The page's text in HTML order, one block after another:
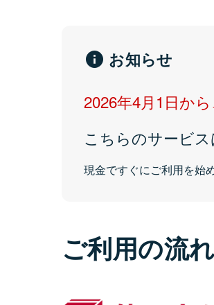
お知らせ
2026年4月1日か
こちらのサービス
現金ですぐにご利用を始
ご利用の流れ